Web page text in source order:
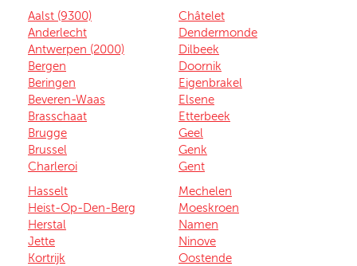
Aalst (9300)
Anderlecht
Antwerpen (2000)
Bergen
Beringen
Beveren-Waas
Brasschaat
Brugge
Brussel
Charleroi
Châtelet
Dendermonde
Dilbeek
Doornik
Eigenbrakel
Elsene
Etterbeek
Geel
Genk
Gent
Hasselt
Heist-Op-Den-Berg
Herstal
Jette
Kortrijk
Mechelen
Moeskroen
Namen
Ninove
Oostende